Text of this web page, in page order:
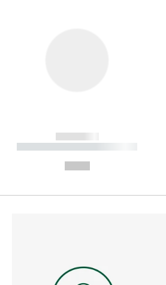
------------
----------- ----------- ----------